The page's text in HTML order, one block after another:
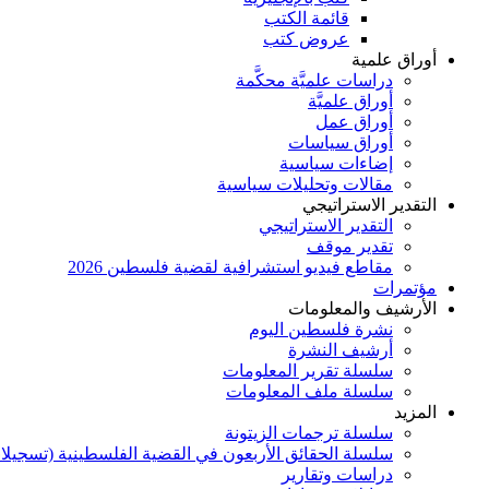
قائمة الكتب
عروض كتب
أوراق علمية
دراسات علميَّة محكَّمة
أوراق علميَّة
أوراق عمل
أوراق سياسات
إضاءات سياسية
مقالات وتحليلات سياسية
التقدير الاستراتيجي
التقدير الاستراتيجي
تقدير موقف
مقاطع فيديو استشرافية لقضية فلسطين 2026
مؤتمرات
الأرشيف والمعلومات
نشرة فلسطين اليوم
أرشيف النشرة
سلسلة تقرير المعلومات
سلسلة ملف المعلومات
المزيد
سلسلة ترجمات الزيتونة
سلسلة الحقائق الأربعون في القضية الفلسطينية
دراسات وتقارير